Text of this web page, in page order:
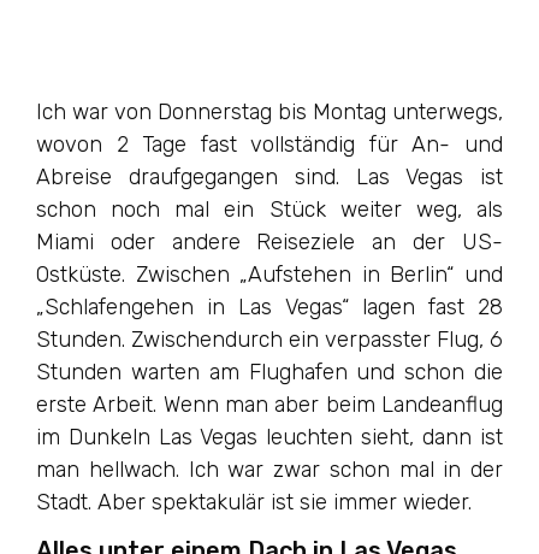
Ich war von Donnerstag bis Montag unterwegs,
wovon 2 Tage fast vollständig für An- und
Abreise draufgegangen sind. Las Vegas ist
schon noch mal ein Stück weiter weg, als
Miami oder andere Reiseziele an der US-
Ostküste. Zwischen „Aufstehen in Berlin“ und
„Schlafengehen in Las Vegas“ lagen fast 28
Stunden. Zwischendurch ein verpasster Flug, 6
Stunden warten am Flughafen und schon die
erste Arbeit. Wenn man aber beim Landeanflug
im Dunkeln Las Vegas leuchten sieht, dann ist
man hellwach. Ich war zwar schon mal in der
Stadt. Aber spektakulär ist sie immer wieder.